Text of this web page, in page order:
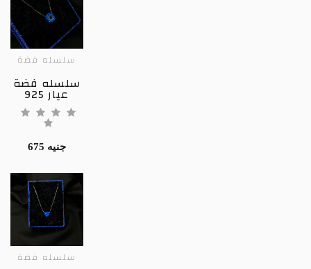
سلسله فضة
سلسله فضة
عيار 925
675 جنيه
سلسله فضة